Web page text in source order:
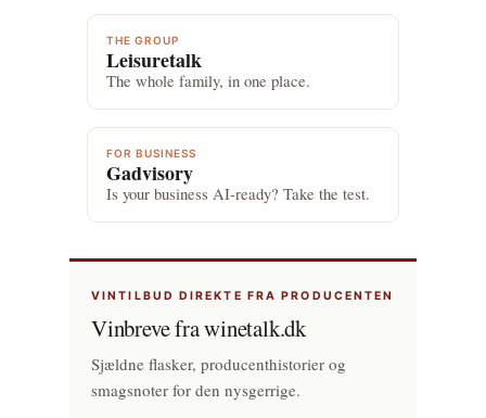
THE GROUP
Leisuretalk
The whole family, in one place.
FOR BUSINESS
Gadvisory
Is your business AI-ready? Take the test.
VINTILBUD DIREKTE FRA PRODUCENTEN
Vinbreve fra winetalk.dk
Sjældne flasker, producenthistorier og
smagsnoter for den nysgerrige.